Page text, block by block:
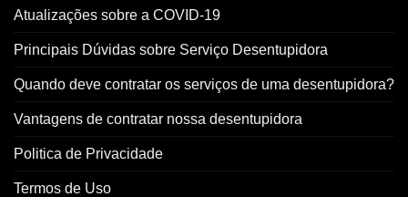
Atualizações sobre a COVID-19
Principais Dúvidas sobre Serviço Desentupidora
Quando deve contratar os serviços de uma desentupidora?
Vantagens de contratar nossa desentupidora
Politica de Privacidade
Termos de Uso